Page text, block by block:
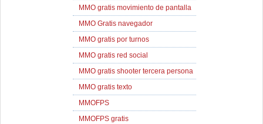
MMO gratis movimiento de pantalla
MMO Gratis navegador
MMO gratis por turnos
MMO gratis red social
MMO gratis shooter tercera persona
MMO gratis texto
MMOFPS
MMOFPS gratis